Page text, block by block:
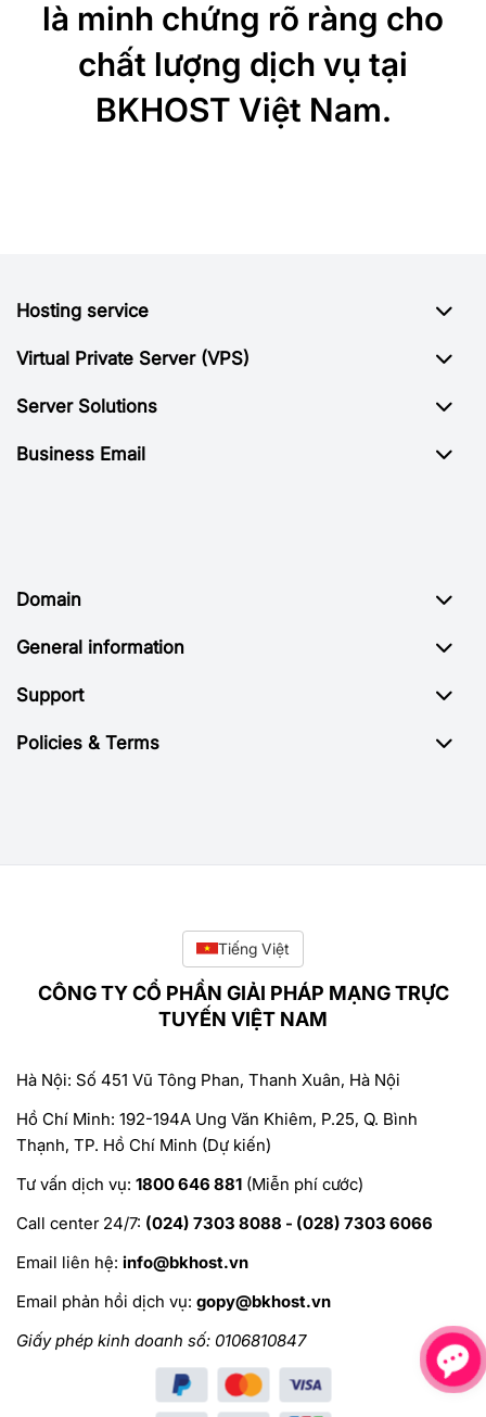
là minh chứng rõ ràng cho
chất lượng dịch vụ tại
BKHOST Việt Nam.
Hosting service
Virtual Private Server (VPS)
Server Solutions
Business Email
Domain
General information
Support
Policies & Terms
Tiếng Việt
CÔNG TY CỔ PHẦN GIẢI PHÁP MẠNG TRỰC
TUYẾN VIỆT NAM
Hà Nội: Số 451 Vũ Tông Phan, Thanh Xuân, Hà Nội
Hồ Chí Minh: 192-194A Ung Văn Khiêm, P.25, Q. Bình
Thạnh, TP. Hồ Chí Minh (Dự kiến)
Tư vấn dịch vụ: 1800 646 881 (Miễn phí cước)
Call center 24/7: (024) 7303 8088 - (028) 7303 6066
Email liên hệ: info@bkhost.vn
Email phản hồi dịch vụ: gopy@bkhost.vn
Giấy phép kinh doanh số: 0106810847